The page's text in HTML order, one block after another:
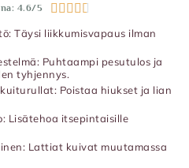
4.6/5     
Täysi liikkumisvapaus ilman
Puhtaampi pesutulos ja
tyhjennys.
Poistaa hiukset ja lian
Lisätehoa itsepintaisille
Lattiat kuivat muutamassa